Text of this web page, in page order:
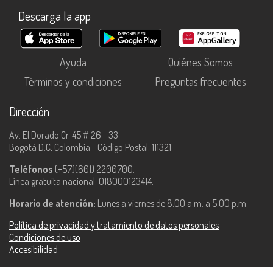
Descarga la app
Ayuda
Quiénes Somos
Términos y condiciones
Preguntas frecuentes
Dirección
Av. El Dorado Cr. 45 # 26 - 33
Bogotá D.C, Colombia - Código Postal: 111321
Teléfonos (+57)(601) 2200700.
Línea gratuita nacional: 018000123414.
Horario de atención: Lunes a viernes de 8:00 a.m. a 5:00 p.m.
Política de privacidad y tratamiento de datos personales
Condiciones de uso
Accesibilidad